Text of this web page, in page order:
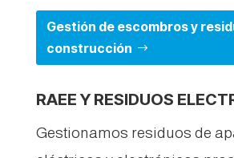
Gestión de escombros y
construcción
RAEE Y RESIDUOS
Gestionamos residuos de